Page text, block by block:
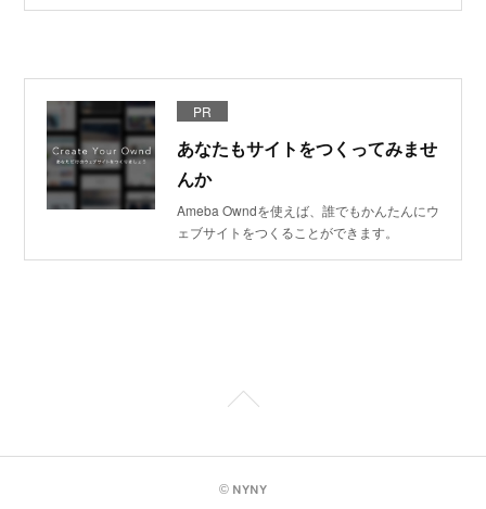
PR
あなたもサイトをつくってみませ
んか
Ameba Owndを使えば、誰でもかんたんにウ
ェブサイトをつくることができます。
© NYNY